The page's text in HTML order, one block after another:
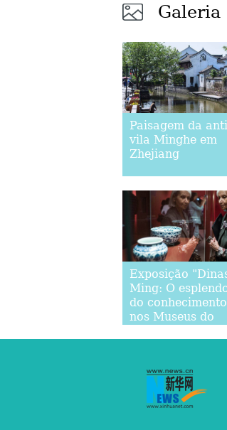
Galeria
Paisagem da
vila Minghe em
Zhejiang
Exposição
Ming: O
do
nos Museus do